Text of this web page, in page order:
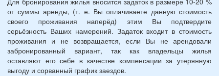
от суммы аренды, (т. е. Вы оплачиваете данную стоимость
своего проживания наперёд) этим Вы подтвердите
серьёзность Ваших намерений. Задаток входит в стоимость
проживания и не возвращается, если Вы не арендовали
забронированный вариант, так как владельцы жилья
оставляют его себе в качестве компенсации за утерянную
выгоду и сорванный график заездов.